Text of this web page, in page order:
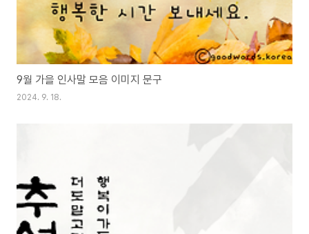
9월 가을 인사말 모음 이미지 문구
2024. 9. 18.